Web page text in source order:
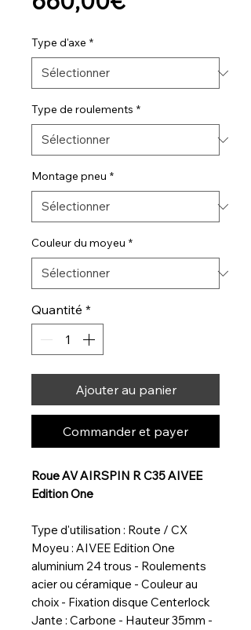
Type d'axe *
Type de roulements *
Montage pneu *
Couleur du moyeu *
Quantité *
Ajouter au panier
Commander et payer
Roue AV AIRSPIN R C35 AIVEE
Edition One
Type d'utilisation : Route / CX
Moyeu : AIVEE Edition One
aluminium 24 trous - Roulements
acier ou céramique - Couleur au
choix - Fixation disque Centerlock
Jante : Carbone - Hauteur 35mm -